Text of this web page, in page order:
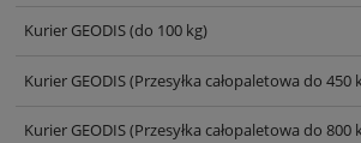
Kurier GEODIS(do 100 kg)
Kurier GEODIS(Przesyłka całopaletowa do 450
Kurier GEODIS(Przesyłka całopaletowa do 800